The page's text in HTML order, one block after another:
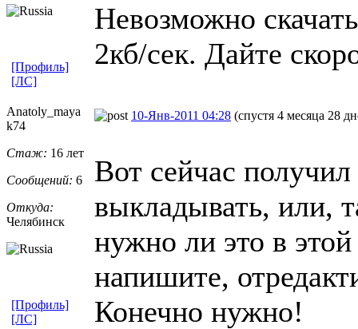
Невозможно
2кб/сек. Дайте
[Профиль]
[ЛС]
Anatoly_maya
k74
Стаж: 16 лет
Сообщений: 6
Откуда:
Челябинск
10-Янв-2011 04:28 (спустя 4 месяца 28
Вот сейчас
выкладывать, или,
нужно ли это в
напишите,
Конечно нужно!
[Профиль]
[ЛС]